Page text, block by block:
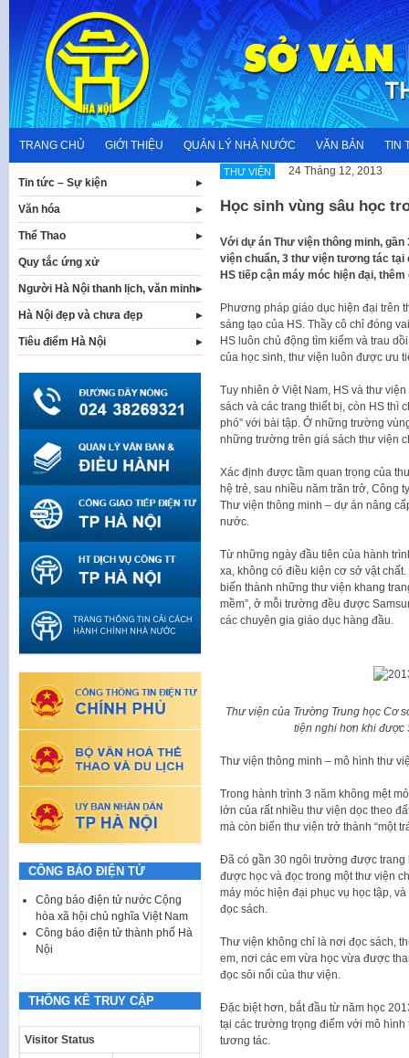
content
TRANG CHỦ GIỚI THIỆU QUẢN LÝ NHÀ NƯỚC VĂN BẢN TIN
THƯ VIỆN 24 Tháng 12, 2013
Học sinh vùng sâu học
​Với dự án Thư viện thông minh,
viện chuẩn, 3 thư viện tương tác
HS tiếp cận máy móc hiện đại,
​Phương pháp giáo dục hiện đại trên
sáng tạo của HS. Thầy cô chỉ đóng
HS luôn chủ động tìm kiếm và trau
của học sinh, thư viện luôn được ưu
Tuy nhiên ở Việt Nam, HS và thư
sách và các trang thiết bị, còn HS thì
phó” với bài tập. Ở những trường
những trường trên giá sách thư viện
Xác định được tầm quan trọng của
hệ trẻ, sau nhiều năm trăn trở, Công
Thư viện thông minh – dự án nâng
nước.
Từ những ngày đầu tiên của hành
xa, không có điều kiện cơ sở vật
biến thành những thư viện khang
mềm”, ở mỗi trường đều được
các chuyên gia giáo dục hàng đầu.
Thư viện của Trường Trung học Cơ
tiện nghi hơn khi được
Thư viện thông minh – mô hình thư
Trong hành trình 3 năm không mệt
lớn của rất nhiều thư viện dọc theo
mà còn biến thư viện trở thành “một
Đã có gần 30 ngôi trường được trang
được học và đọc trong một thư viện
máy móc hiện đại phục vụ học tập,
đọc sách.
Thư viện không chỉ là nơi đọc sách,
em, nơi các em vừa học vừa được
đọc sôi nổi của thư viện.
Đặc biệt hơn, bắt đầu từ năm học
tại các trường trọng điểm với mô
tương tác.
Tin tức – Sự kiện
Văn hóa
Thể Thao
Quy tắc ứng xử
Người Hà Nội thanh lịch, văn minh
Hà Nội đẹp và chưa đẹp
Tiêu điểm Hà Nội
CÔNG BÁO ĐIỆN TỬ
Công báo điện tử nước Cộng
hòa xã hội chủ nghĩa Việt Nam
Công báo điện tử thành phố Hà
Nội
THỐNG KÊ TRUY CẬP
Visitor Status